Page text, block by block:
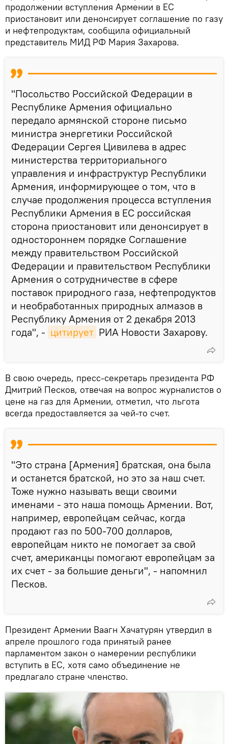
продолжении вступления Армении в ЕС
приостановит или денонсирует соглашение по газу
и нефтепродуктам, сообщила официальный
представитель МИД РФ Мария Захарова.
"Посольство Российской Федерации в
Республике Армения официально
передало армянской стороне письмо
министра энергетики Российской
Федерации Сергея Цивилева в адрес
министерства территориального
управления и инфраструктур Республики
Армения, информирующее о том, что в
случае продолжения процесса вступления
Республики Армения в ЕС российская
сторона приостановит или денонсирует в
одностороннем порядке Соглашение
между правительством Российской
Федерации и правительством Республики
Армения о сотрудничестве в сфере
поставок природного газа, нефтепродуктов
и необработанных природных алмазов в
Республику Армения от 2 декабря 2013
года", - цитирует РИА Новости Захарову.
В свою очередь, пресс-секретарь президента РФ
Дмитрий Песков, отвечая на вопрос журналистов о
цене на газ для Армении, отметил, что льгота
всегда предоставляется за чей-то счет.
"Это страна [Армения] братская, она была
и останется братской, но это за наш счет.
Тоже нужно называть вещи своими
именами - это наша помощь Армении. Вот,
например, европейцам сейчас, когда
продают газ по 500-700 долларов,
европейцам никто не помогает за свой
счет, американцы помогают европейцам за
их счет - за большие деньги", - напомнил
Песков.
Президент Армении Ваагн Хачатурян утвердил в
апреле прошлого года принятый ранее
парламентом закон о намерении республики
вступить в ЕС, хотя само объединение не
предлагало стране членство.